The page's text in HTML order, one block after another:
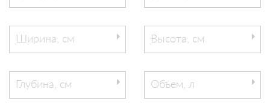
Ширина, см Высота, см
Глубина, см Объем, л